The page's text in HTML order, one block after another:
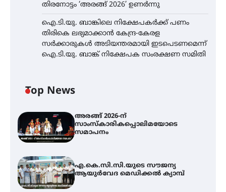
തിരനോട്ടം ‘അരങ്ങ് 2026’ ഉണർന്നു
ഐ.ടി.യു. ബാങ്കിലെ നിക്ഷേപകർക്ക് പണം
തിരികെ ലഭ്യമാക്കാൻ കേന്ദ്ര-കേരള
സർക്കാരുകൾ അടിയന്തരമായി ഇടപെടണമെന്ന്
ഐ.ടി.യു. ബാങ്ക് നിക്ഷേപക സംരക്ഷണ സമിതി
Top News
അരങ്ങ് 2026-ന്
സാംസ്കാരികപ്പൊലിമയോടെ
സമാപനം
എ.കെ.സി.സി.യുടെ സൗജന്യ
ആയുർവേദ മെഡിക്കൽ ക്യാമ്പ്